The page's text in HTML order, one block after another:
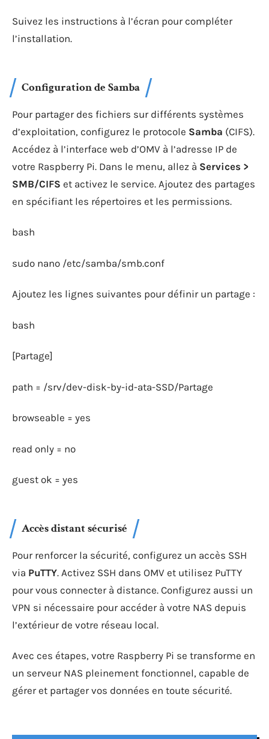
Suivez les instructions à l’écran pour compléter
l’installation.
Configuration de Samba
Pour partager des fichiers sur différents systèmes
d’exploitation, configurez le protocole Samba (CIFS).
Accédez à l’interface web d’OMV à l’adresse IP de
votre Raspberry Pi. Dans le menu, allez à Services >
SMB/CIFS et activez le service. Ajoutez des partages
en spécifiant les répertoires et les permissions.
bash
sudo nano /etc/samba/smb.conf
Ajoutez les lignes suivantes pour définir un partage :
bash
[Partage]
path = /srv/dev-disk-by-id-ata-SSD/Partage
browseable = yes
read only = no
guest ok = yes
Accès distant sécurisé
Pour renforcer la sécurité, configurez un accès SSH
via PuTTY. Activez SSH dans OMV et utilisez PuTTY
pour vous connecter à distance. Configurez aussi un
VPN si nécessaire pour accéder à votre NAS depuis
l’extérieur de votre réseau local.
Avec ces étapes, votre Raspberry Pi se transforme en
un serveur NAS pleinement fonctionnel, capable de
gérer et partager vos données en toute sécurité.